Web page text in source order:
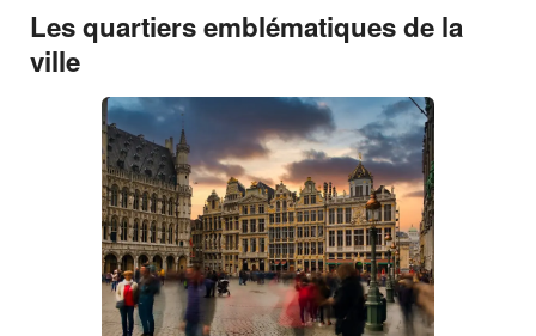
Les quartiers emblématiques de la
ville